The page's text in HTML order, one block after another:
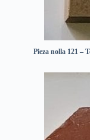
Pieza nolla 121 –